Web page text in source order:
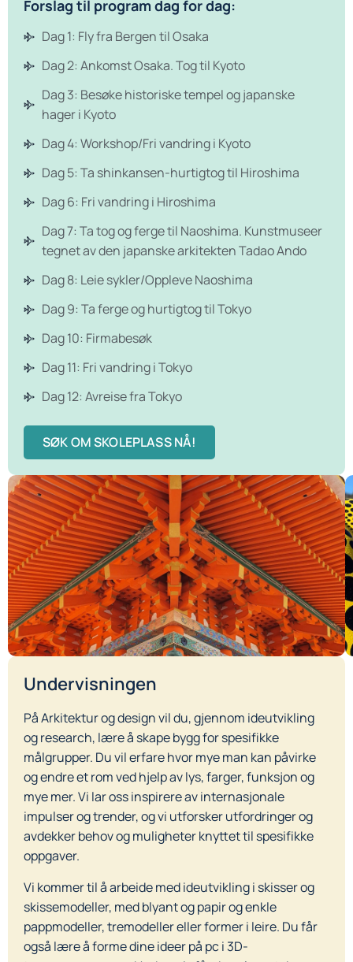
Forslag til program dag for dag:
Dag 1: Fly fra Bergen til Osaka
Dag 2: Ankomst Osaka. Tog til Kyoto
Dag 3: Besøke historiske tempel og japanske
hager i Kyoto
Dag 4: Workshop/Fri vandring i Kyoto
Dag 5: Ta shinkansen-hurtigtog til Hiroshima
Dag 6: Fri vandring i Hiroshima
Dag 7: Ta tog og ferge til Naoshima. Kunstmuseer
tegnet av den japanske arkitekten Tadao Ando
Dag 8: Leie sykler/Oppleve Naoshima
Dag 9: Ta ferge og hurtigtog til Tokyo
Dag 10: Firmabesøk
Dag 11: Fri vandring i Tokyo
Dag 12: Avreise fra Tokyo
SØK OM SKOLEPLASS NÅ!
Undervisningen
På Arkitektur og design vil du, gjennom ideutvikling
og research, lære å skape bygg for spesifikke
målgrupper. Du vil erfare hvor mye man kan påvirke
og endre et rom ved hjelp av lys, farger, funksjon og
mye mer. Vi lar oss inspirere av internasjonale
impulser og trender, og vi utforsker utfordringer og
avdekker behov og muligheter knyttet til spesifikke
oppgaver.
Vi kommer til å arbeide med ideutvikling i skisser og
skissemodeller, med blyant og papir og enkle
pappmodeller, tremodeller eller former i leire. Du får
også lære å forme dine ideer på pc i 3D-